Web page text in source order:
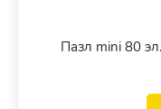
Пазл mini 80